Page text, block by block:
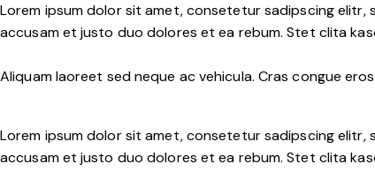
Lorem ipsum dolor sit amet, consetetur sadipscing
accusam et justo duo dolores et ea rebum. Stet clita
Aliquam laoreet sed neque ac vehicula. Cras congue
Lorem ipsum dolor sit amet, consetetur sadipscing
accusam et justo duo dolores et ea rebum. Stet clita